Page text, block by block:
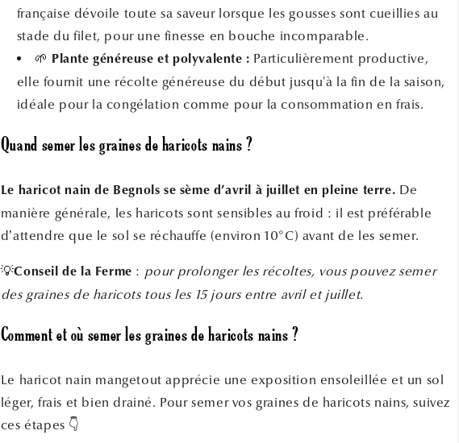
française dévoile toute sa saveur lorsque les gousses sont cueillies au
stade du filet, pour une finesse en bouche incomparable.
🌱
Plante généreuse et polyvalente : Particulièrement productive,
elle fournit une récolte généreuse du début jusqu'à la fin de la saison,
idéale pour la congélation comme pour la consommation en frais.
Quand semer les graines de haricots nains ?
Le haricot nain de Begnols se sème d’avril à juillet en pleine terre. De
manière générale, les haricots sont sensibles au froid : il est préférable
d’attendre que le sol se réchauffe (environ 10°C) avant de les semer.
💡Conseil de la Ferme : pour prolonger les récoltes, vous pouvez semer
des graines de haricots tous les 15 jours entre avril et juillet.
Comment et où semer les graines de haricots nains ?
Le haricot nain mangetout apprécie une exposition ensoleillée et un sol
léger, frais et bien drainé. Pour semer vos graines de haricots nains, suivez
ces étapes 👇